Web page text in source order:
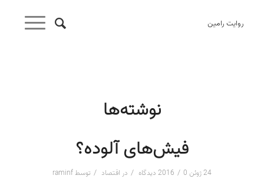
روایت رامین
نوشته‌ها
فیش‌های آلوده؟
24 ژوئن 2016 / 0 دیدگاه / در اقتصاد / توسط raminf